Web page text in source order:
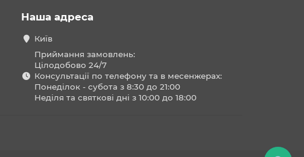
Наша адреса
Київ
Приймання замовлень:
Цілодобово 24/7
Консультації по телефону та в месенжерах:
Понеділок - субота з 8:30 до 21:00
Неділя та святкові дні з 10:00 до 18:00